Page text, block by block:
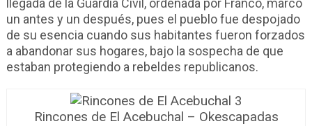
llegada de la Guardia Civil, ordenada por Franco, marcó
un antes y un después, pues el pueblo fue despojado
de su esencia cuando sus habitantes fueron forzados
a abandonar sus hogares, bajo la sospecha de que
estaban protegiendo a rebeldes republicanos.
Rincones de El Acebuchal – Okescapadas